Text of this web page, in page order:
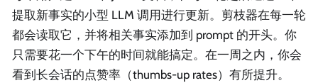
提取新事实的小型 LLM 调用进行更新。剪枝器在每一轮
都会读取它，并将相关事实添加到 prompt 的开头。你
只需要花一个下午的时间就能搞定。在一周之内，你会
看到长会话的点赞率（thumbs-up rates）有所提升。